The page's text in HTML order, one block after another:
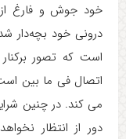
خود جوش و فارغ
درونی خود بچه‌دار
است که تصور
اتصال فی ما بین
می کند. در چنین
دور از انتظار